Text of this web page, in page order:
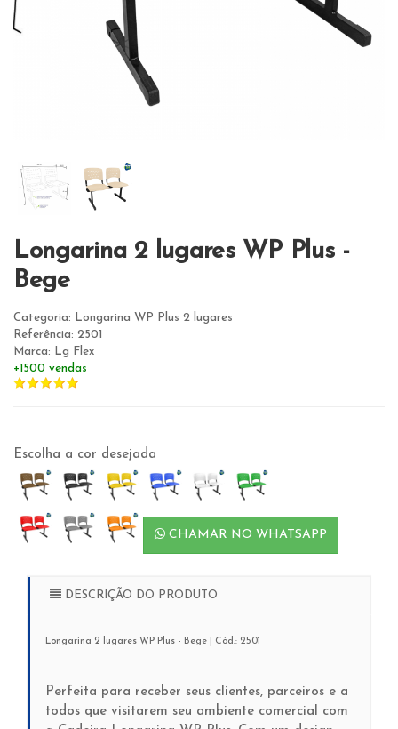
Longarina 2 lugares WP Plus -
Bege
Categoria: Longarina WP Plus 2 lugares
Referência: 2501
Marca: Lg Flex
+1500 vendas
Escolha a cor desejada
CHAMAR NO WHATSAPP
DESCRIÇÃO DO PRODUTO
Longarina 2 lugares WP Plus - Bege | Cód.: 2501
Perfeita para receber seus clientes, parceiros e a
todos que visitarem seu ambiente comercial com